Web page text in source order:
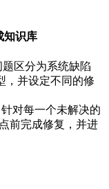
知识库
题区分为系统缺陷
，并设定不同的修
针对每一个未解决的
前完成修复，并进